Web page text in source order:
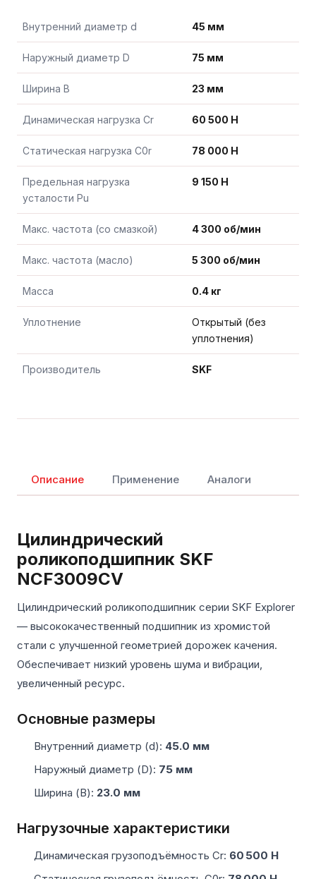
Внутренний диаметр d 45 мм
Наружный диаметр D 75 мм
Ширина B 23 мм
Динамическая нагрузка Cr 60 500 Н
Статическая нагрузка C0r 78 000 Н
Предельная нагрузка
усталости Pu
9 150 Н
Макс. частота (со смазкой) 4 300 об/мин
Макс. частота (масло) 5 300 об/мин
Масса 0.4 кг
Уплотнение
Открытый (без
уплотнения)
Производитель SKF
Описание Применение Аналоги
Цилиндрический
роликоподшипник SKF
NCF3009CV
Цилиндрический роликоподшипник серии SKF Explorer
— высококачественный подшипник из хромистой
стали с улучшенной геометрией дорожек качения.
Обеспечивает низкий уровень шума и вибрации,
увеличенный ресурс.
Основные размеры
Внутренний диаметр (d): 45.0 мм
Наружный диаметр (D): 75 мм
Ширина (B): 23.0 мм
Нагрузочные характеристики
Динамическая грузоподъёмность Cr: 60 500 Н